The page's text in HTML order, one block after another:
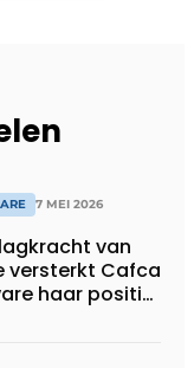
7 MEI 2026
van
versterkt Cafca
haar positie